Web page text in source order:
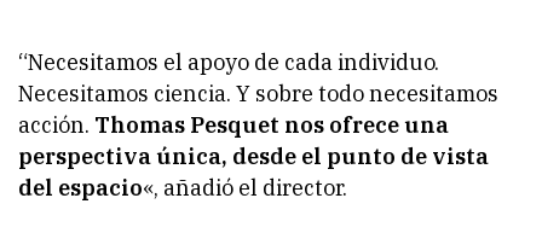
“Necesitamos el apoyo de cada individuo.
Necesitamos ciencia. Y sobre todo necesitamos
acción. Thomas Pesquet nos ofrece una
perspectiva única, desde el punto de vista
del espacio«, añadió el director.